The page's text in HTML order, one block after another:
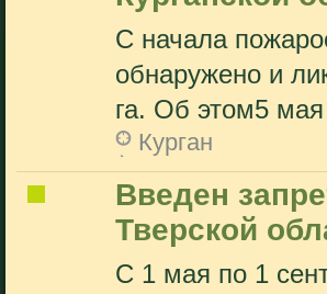
С начала
обнаружено и
га. Об этом5
Курган
Введен
Тверской
С 1 мая по 1